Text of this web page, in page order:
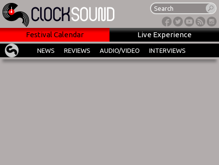
Festival Calendar Live Experience
NEWS REVIEWS AUDIO/VIDEO INTERVIEWS